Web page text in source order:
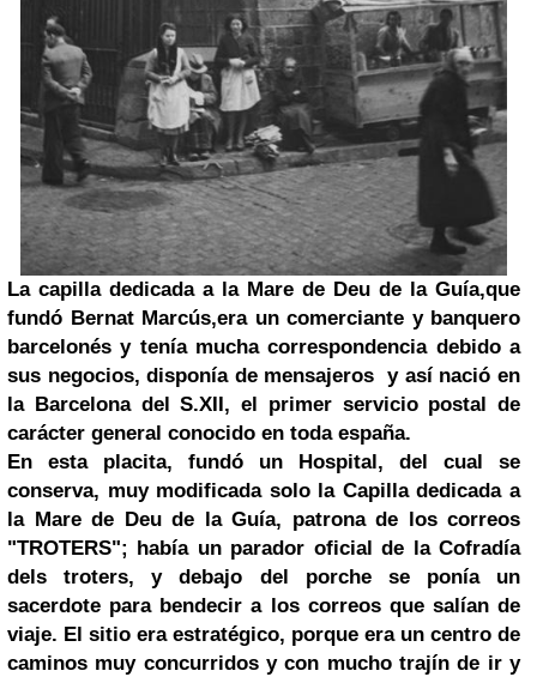
La capilla dedicada a la Mare de Deu de la Guía,que
fundó BernatMarcús,era un comerciante y banquero
barcelonés y tenía mucha correspondencia debido a
sus negocios, disponía de mensajeros y así nació en
la Barcelona del S.XII, el primer servicio postal de
carácter general conocido en toda españa.
En esta placita, fundó un Hospital, del cual se
conserva, muy modificada solo la Capilla dedicada a
la Mare de Deu de la Guía, patrona de los correos
"TROTERS"; había un parador oficial de la Cofradía
dels troters, y debajo del porche se ponía un
sacerdote para bendecir a los correos que salían de
viaje. El sitio era estratégico, porque era un centro de
caminos muy concurridos y con mucho trajín de ir y